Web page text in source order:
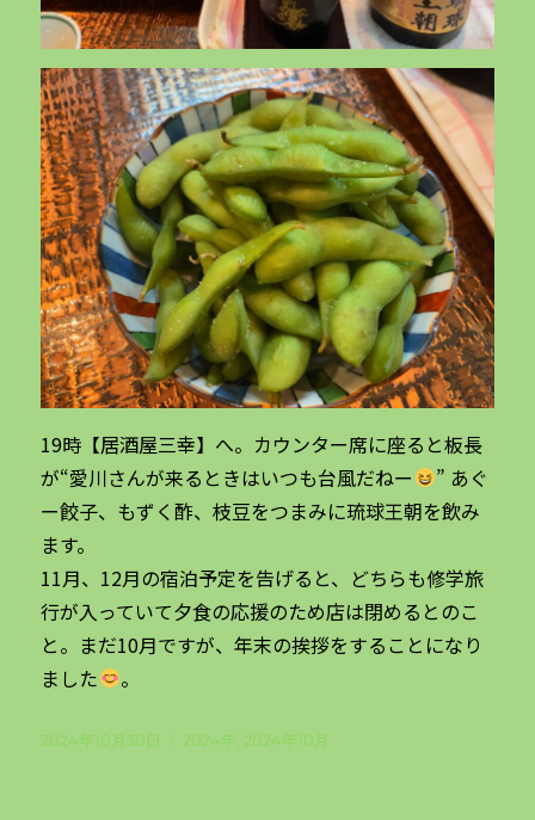
19時【居酒屋三幸】へ。カウンター席に座ると板長
が“愛川さんが来るときはいつも台風だねー
” あぐ
ー餃子、もずく酢、枝豆をつまみに琉球王朝を飲み
ます。
11月、12月の宿泊予定を告げると、どちらも修学旅
行が入っていて夕食の応援のため店は閉めるとのこ
と。まだ10月ですが、年末の挨拶をすることになり
ました
。
投
2024年10月30日
カ
2024年 2024年10月